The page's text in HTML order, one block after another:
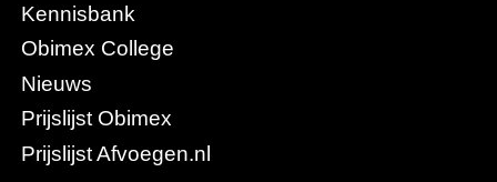
Kennisbank
Obimex College
Nieuws
Prijslijst Obimex
Prijslijst Afvoegen.nl